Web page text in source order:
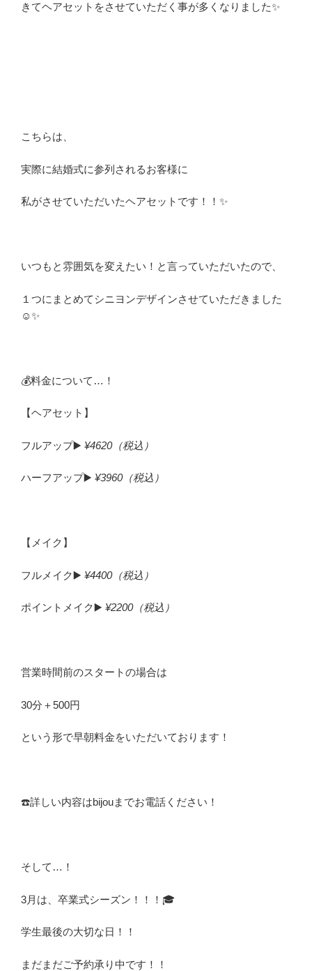
きてヘアセットをさせていただく事が多くなりました✨
こちらは、
実際に結婚式に参列されるお客様に
私がさせていただいたヘアセットです！！✨
いつもと雰囲気を変えたい！と言っていただいたので、
１つにまとめてシニヨンデザインさせていただきました
☺️✨
💰料金について…！
【ヘアセット】
フルアップ▶️ ¥4620（税込）
ハーフアップ▶️ ¥3960（税込）
【メイク】
フルメイク▶️ ¥4400（税込）
ポイントメイク▶️ ¥2200（税込）
営業時間前のスタートの場合は
30分＋500円
という形で早朝料金をいただいております！
☎️‍詳しい内容はbijouまでお電話ください！
そして…！
3月は、卒業式シーズン！！！🎓
学生最後の大切な日！！
まだまだご予約承り中です！！